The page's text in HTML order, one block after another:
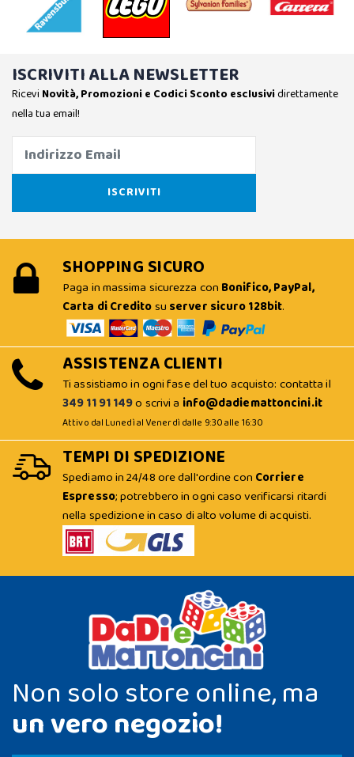
ISCRIVITI ALLA NEWSLETTER
Ricevi Novità, Promozioni e Codici Sconto esclusividirettamente
nella tua email!
SHOPPING SICURO
Paga in massima sicurezza con Bonifico, PayPal,
Carta di Creditosu server sicuro 128bit.
ASSISTENZA CLIENTI
Ti assistiamo in ogni fase del tuo acquisto: contatta il
349 11 91 149o scrivi a info@dadiemattoncini.it
Attivo dal Lunedì al Venerdì dalle 9:30 alle 16:30
TEMPI DI SPEDIZIONE
Spediamo in 24/48 ore dall'ordine con Corriere
Espresso; potrebbero in ogni caso verificarsi ritardi
nella spedizione in caso di alto volume di acquisti.
Non solo store online, ma
un vero negozio!